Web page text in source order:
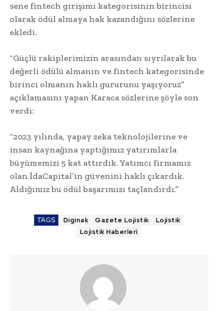
sene fintech girişimi kategorisinin birincisi
olarak ödül almaya hak kazandığını sözlerine
ekledi.
“Güçlü rakiplerimizin arasından sıyrılarak bu
değerli ödülü almanın ve fintech kategorisinde
birinci olmanın haklı gururunu yaşıyoruz”
açıklamasını yapan Karaca sözlerine şöyle son
verdi:
“2023 yılında, yapay zeka teknolojilerine ve
insan kaynağına yaptığımız yatırımlarla
büyümemizi 5 kat attırdık. Yatımcı firmamız
olan İdaCapital’in güvenini haklı çıkardık.
Aldığımız bu ödül başarımızı taçlandırdı.”
TAGS Diginak Gazete Lojistik
Lojistik
Lojistik Haberleri